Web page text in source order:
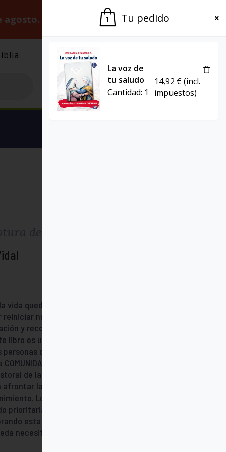
agosto. Gracias por la paciencia.
El Grupo
queda muy alterada. Necesitamos
nuestro proyecto vital y familiar.
y reconciliación que como las
libro es una herramienta esencial para
que están llamadas a
DE VIDA CRISTIANA (CVX) ha
de la familia, promoviendo
la vida familiar como un proceso
Los autores de este libro forman
prioritariamente durante este tiempo
esta herramienta con el deseo de
necesitarla.
1 Tu pedido
La voz de
tu saludo
Cantidad: 1
14,92 €(incl.
impuestos)